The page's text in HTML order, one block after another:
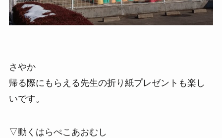
さやか
帰る際にもらえる先生の折り紙プレゼントも楽し
いです。
▽動くはらぺこあおむし